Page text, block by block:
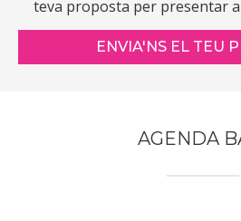
teva proposta per presentar
ENVIA'NS EL TEU
AGENDA